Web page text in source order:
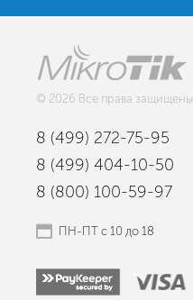
© 2026 Все права защищены.
8 (499) 272-75-95
8 (499) 404-10-50
8 (800) 100-59-97
ПН-ПТ с 10 до 18